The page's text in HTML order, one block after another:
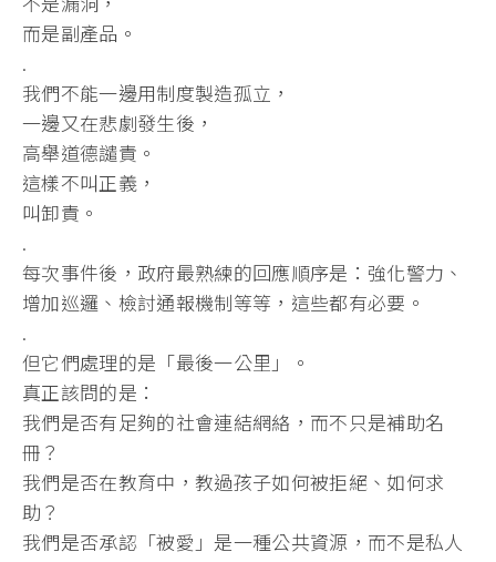
而是副產品。
.
我們不能一邊用制度製造孤立，
一邊又在悲劇發生後，
高舉道德譴責。
這樣不叫正義，
叫卸責。
.
每次事件後，政府最熟練的回應順序是：強化警力、
增加巡邏、 檢討通報機制等等，這些都有必要。
.
但它們處理的是「最後一公里」。
真正該問的是：
我們是否有足夠的社會連結網絡，而不只是補助名
冊？
我們是否在教育中，教過孩子如何被拒絕、如何求
助？
我們是否承認「被愛」是一種公共資源，而不是私人